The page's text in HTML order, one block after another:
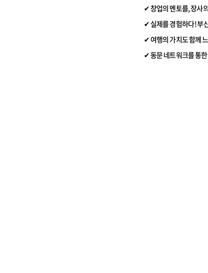
✔ 창업의 멘토를, 장사
✔ 실제를 경험하다! 부
✔ 여행의 가치도 함께
✔ 동문 네트워크를 통